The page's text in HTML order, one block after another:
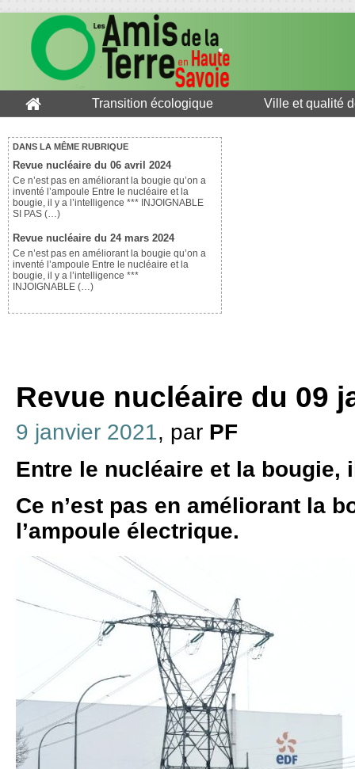
Transition écologique Ville et qualité
DANS LA MÊME RUBRIQUE
Revue nucléaire du 06 avril 2024
Ce n’est pas en améliorant la bougie qu’on a
inventé l’ampoule Entre le nucléaire et la
bougie, il y a l’intelligence *** INJOIGNABLE
SI PAS (…)
Revue nucléaire du 24 mars 2024
Ce n’est pas en améliorant la bougie qu’on a
inventé l’ampoule Entre le nucléaire et la
bougie, il y a l’intelligence ***
INJOIGNABLE (…)
Revue nucléaire du 09
9 janvier 2021, par PF
Entre le nucléaire et la bougie,
Ce n’est pas en améliorant la
l’ampoule électrique.